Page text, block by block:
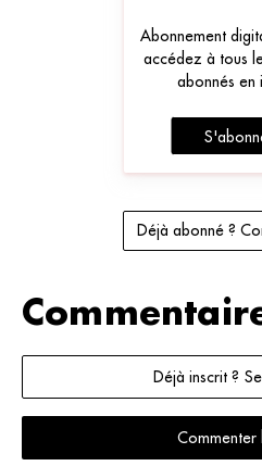
Abonnement
accédez à tous
abonnés en
Déjà abonné ?
Déjà inscrit ?